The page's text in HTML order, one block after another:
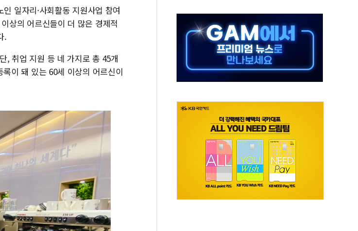
주한미군 "오산기지 누출, 백린 아닌 무해한 표면 부식 물질"
구미 폐염산처리업체서 불 2시간30여분만에 진화...외국인 노동자 숨져
일자리·사회활동 지원사업 참여
상의 어르신들이 더 많은 경제적
.
, 취업 지원 등 네 가지로 총 45개
이 돼 있는 60세 이상의 어르신이